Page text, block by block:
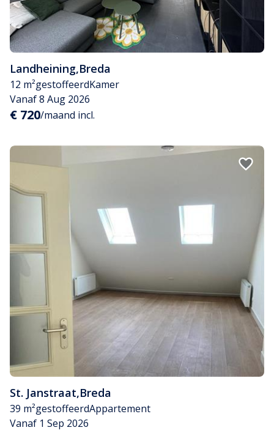
Landheining,Breda
12 m²gestoffeerdKamer
Vanaf 8 Aug 2026
€ 720/maand incl.
St. Janstraat,Breda
39 m²gestoffeerdAppartement
Vanaf 1 Sep 2026